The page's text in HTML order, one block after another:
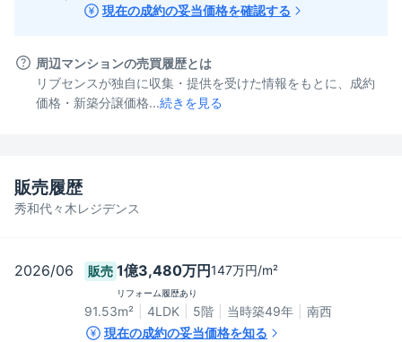
現在の成約の妥当価格を確認する
周辺マンションの売買履歴とは
リブセンスが独自に収集・提供を受けた情報をもとに、成約
価格・新築分譲価格...続きを見る
秀和代々木レジデンス
販売履歴
2026/06 販売 1億3,480万円147万円/m²
リフォーム履歴あり
91.53m² 4LDK 5階 当時築49年
南西
現在の成約の妥当価格を知る